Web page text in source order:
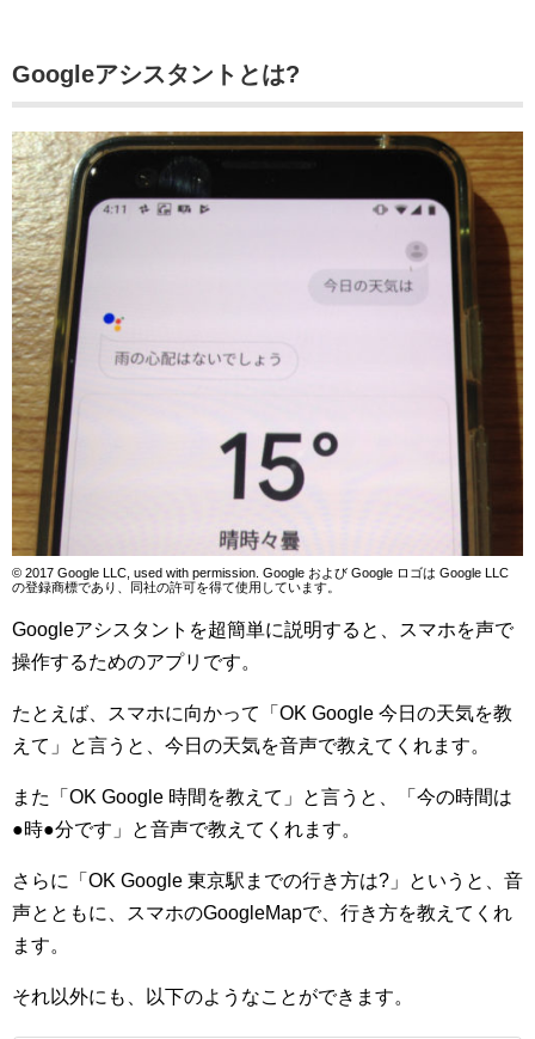
Googleアシスタントとは?
© 2017 Google LLC, used with permission. Google および Google ロゴは Google LLC
の登録商標であり、同社の許可を得て使用しています。
Googleアシスタントを超簡単に説明すると、スマホを声で
操作するためのアプリです。
たとえば、スマホに向かって「OK Google 今日の天気を教
えて」と言うと、今日の天気を音声で教えてくれます。
また「OK Google 時間を教えて」と言うと、「今の時間は
●時●分です」と音声で教えてくれます。
さらに「OK Google 東京駅までの行き方は?」というと、音
声とともに、スマホのGoogleMapで、行き方を教えてくれ
ます。
それ以外にも、以下のようなことができます。